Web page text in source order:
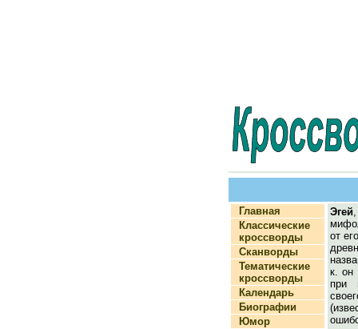
Главная
Классические
кроссворды
Сканворды
Тематические
кроссворды
Календарь
Биографии
Юмор
Эгей
от
к. он
при